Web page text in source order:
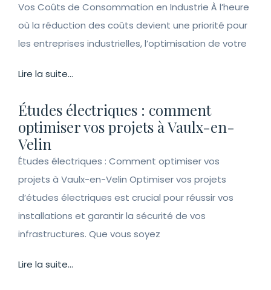
Vos Coûts de Consommation en Industrie À l’heure
où la réduction des coûts devient une priorité pour
les entreprises industrielles, l’optimisation de votre
Lire la suite...
Études électriques : comment
optimiser vos projets à Vaulx-en-
Velin
Études électriques : Comment optimiser vos
projets à Vaulx-en-Velin Optimiser vos projets
d’études électriques est crucial pour réussir vos
installations et garantir la sécurité de vos
infrastructures. Que vous soyez
Lire la suite...